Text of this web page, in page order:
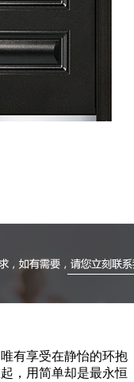
有享受在静怡的环抱
，用简单却是最永恒